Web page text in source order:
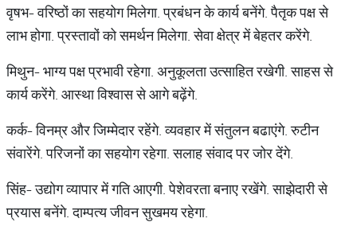
वृषभ- वरिष्ठों का सहयोग मिलेगा. प्रबंधन के कार्य बनेंगे. पैतृक पक्ष से
लाभ होगा. प्रस्तावों को समर्थन मिलेगा. सेवा क्षेत्र में बेहतर करेंगे.
मिथुन- भाग्य पक्ष प्रभावी रहेगा. अनुकूलता उत्साहित रखेगी. साहस से
कार्य करेंगे. आस्था विश्वास से आगे बढ़ेंगे.
कर्क- विनम्र और जिम्मेदार रहेंगे. व्यवहार में संतुलन बढाएंगे. रुटीन
संवारेंगे. परिजनों का सहयोग रहेगा. सलाह संवाद पर जोर देंगे.
सिंह- उद्योग व्यापार में गति आएगी. पेशेवरता बनाए रखेंगे. साझेदारी से
प्रयास बनेंगे. दाम्पत्य जीवन सुखमय रहेगा.